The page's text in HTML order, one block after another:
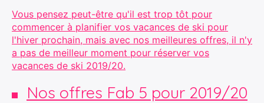
Vous pensez peut-être qu'il est trop tôt pour
commencer à planifier vos vacances de ski pour
l'hiver prochain, mais avec nos meilleures offres, il n'y
a pas de meilleur moment pour réserver vos
vacances de ski 2019/20.
Nos offres Fab 5 pour 2019/20